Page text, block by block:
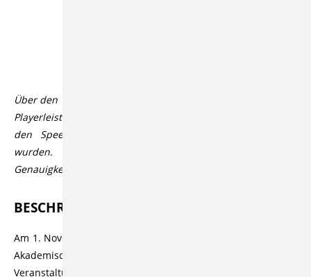
Über den Videoplayer lassen sich über den CC Button in der
Playerleiste Untertitel aktivieren, die automatisiert durch
den Speech-to-Text Dienst Open AI Whisper generiert
wurden. Der Dienst bietet üblicherweise eine hohe
Genauigkeit bzw. Korrektheit, die aber variieren kann.
BESCHREIBUNG
Am 1. November 2002 fand in der Aula der TU Clausthal die
Akademische Feierstunde statt. Im Rahmen dieser
Veranstaltung wurden Urkunden für Diplomarbeiten,